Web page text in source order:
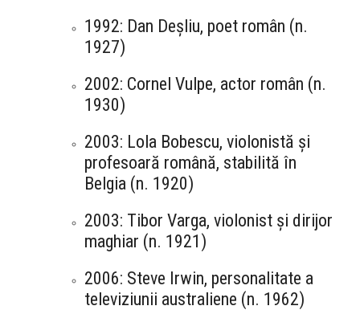
1992: Dan Deșliu, poet român (n.
1927)
2002: Cornel Vulpe, actor român (n.
1930)
2003: Lola Bobescu, violonistă și
profesoară română, stabilită în
Belgia (n. 1920)
2003: Tibor Varga, violonist și dirijor
maghiar (n. 1921)
2006: Steve Irwin, personalitate a
televiziunii australiene (n. 1962)